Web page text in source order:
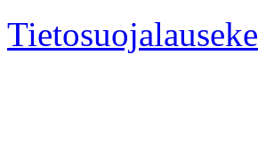
Tietosuojalauseke